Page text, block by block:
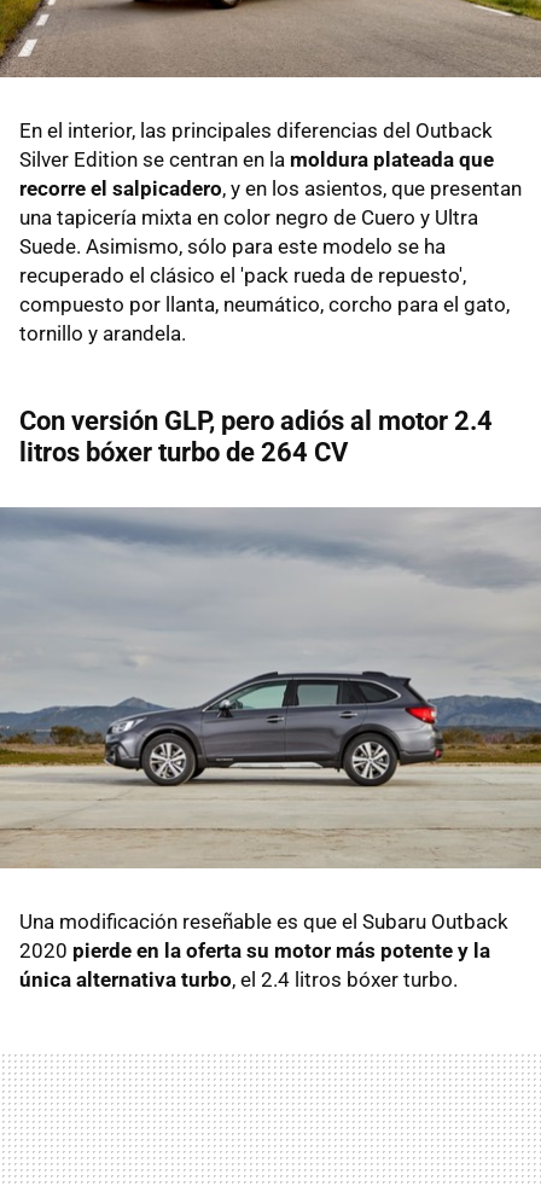
En el interior, las principales diferencias del Outback
Silver Edition se centran en la moldura plateada que
recorre el salpicadero, y en los asientos, que presentan
una tapicería mixta en color negro de Cuero y Ultra
Suede. Asimismo, sólo para este modelo se ha
recuperado el clásico el 'pack rueda de repuesto',
compuesto por llanta, neumático, corcho para el gato,
tornillo y arandela.
Con versión GLP, pero adiós al motor 2.4
litros bóxer turbo de 264 CV
Una modificación reseñable es que el Subaru Outback
2020 pierde en la oferta su motor más potente y la
única alternativa turbo, el 2.4 litros bóxer turbo.